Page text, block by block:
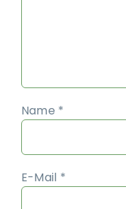
Name *
E-Mail *